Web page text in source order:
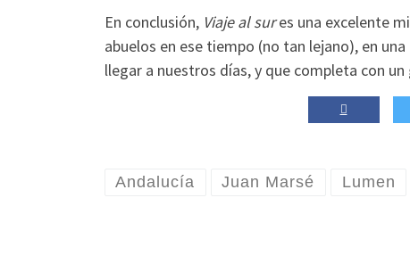
En conclusión, Viaje al sures una excelente
abuelos en ese tiempo (no tan lejano), en
llegar a nuestros días, y que completa con
Andalucía Juan Marsé Lumen